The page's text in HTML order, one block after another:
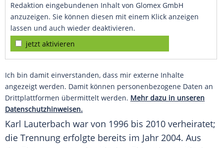
Redaktion eingebundenen Inhalt von Glomex GmbH
anzuzeigen. Sie können diesen mit einem Klick anzeigen
lassen und auch wieder deaktivieren.
jetzt aktivieren
Ich bin damit einverstanden, dass mir externe Inhalte
angezeigt werden. Damit können personenbezogene Daten an
Drittplattformen übermittelt werden. Mehr dazu in unseren
Datenschutzhinweisen.
Karl Lauterbach war von 1996 bis 2010 verheiratet;
die Trennung erfolgte bereits im Jahr 2004. Aus